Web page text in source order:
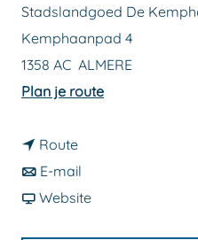
Stadslandgoed De
Kemphaanpad 4
1358 AC ALMERE
Plan je routen
Routen
a
a
E-mail
a
Websitev